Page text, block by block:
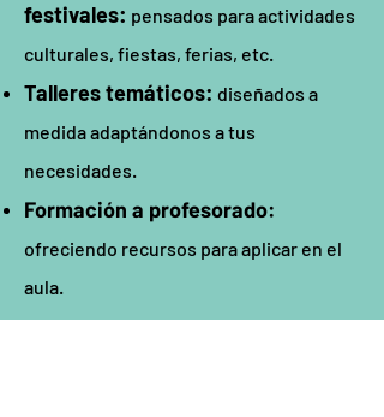
festivales: pensados para actividades
culturales, fiestas, ferias, etc.
Talleres temáticos: diseñados a
medida adaptándonos a tus
necesidades.
Formación a profesorado:
ofreciendo recursos para aplicar en el
aula.